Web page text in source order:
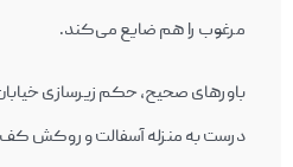
مرغوب را هم ضایع می‌کند.
باورهای صحیح، حکم زیرسازی خیابان
درست به منزله آسفالت و روکش کف